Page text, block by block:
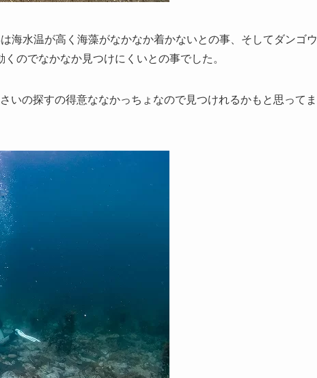
海水温が高く海藻がなかなか着かないとの事、そしてダンゴウ
のでなかなか見つけにくいとの事でした。
いの探すの得意ななかっちょなので見つけれるかもと思ってま